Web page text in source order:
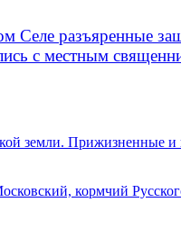
Селе разъяренные
с местным
земли. Прижизненные и
кормчий